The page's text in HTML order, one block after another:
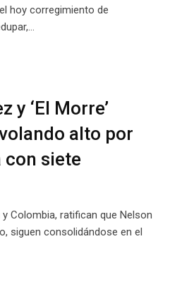
hoy corregimiento de
y ‘El Morre’
alto por
con siete
Colombia, ratifican que Nelson
siguen consolidándose en el